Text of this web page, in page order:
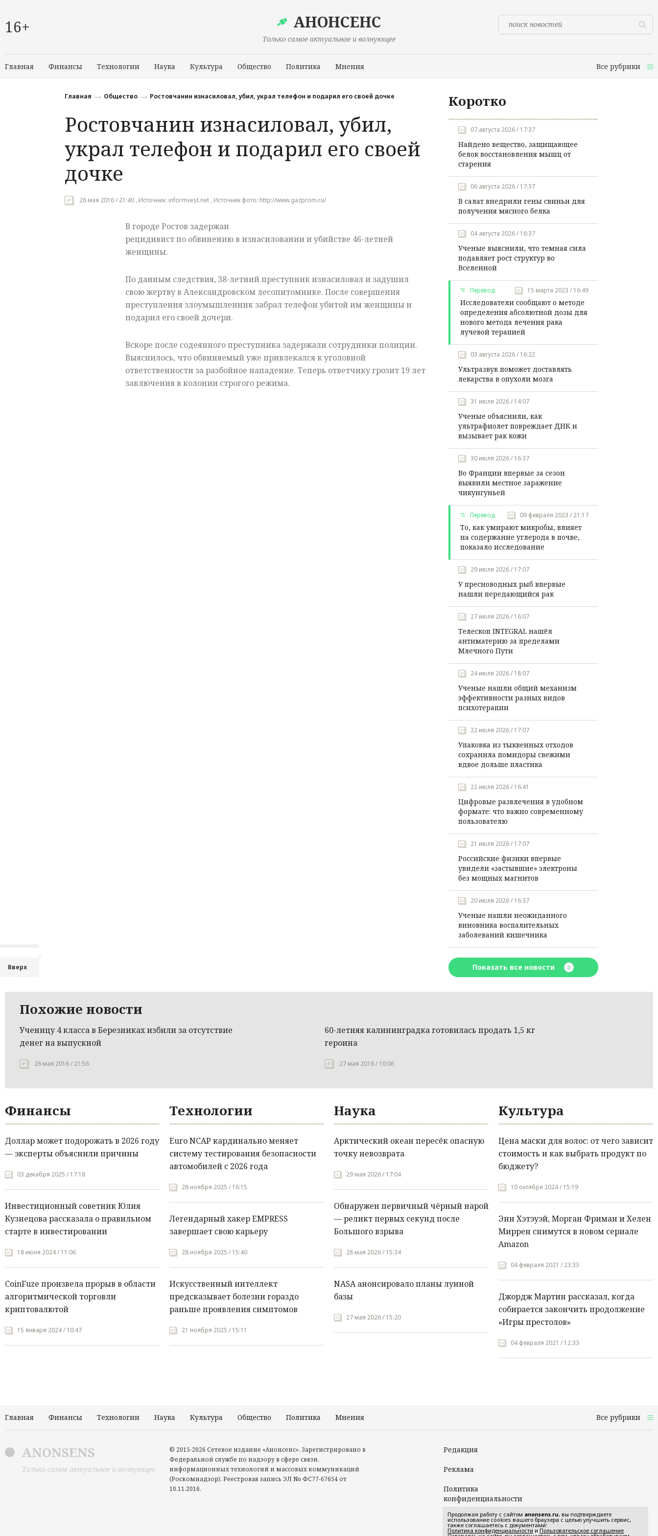
16+ АНОНСЕНС
Только самое актуальное и волнующее
Главная Финансы Технологии Наука Культура Общество Политика Мнения Все рубрики
Происшествия
Вверх
Главная Общество Ростовчанин изнасиловал, убил, украл телефон и подарил его своей дочке
Ростовчанин изнасиловал, убил,
украл телефон и подарил его своей
дочке
26 мая 2016 / 21:40 , Источник: informvest.net , Источник фото: http://www.gazprom.ru/
В городе Ростов задержан
рецидивист по обвинению в изнасиловании и убийстве 46-летней
женщины.
По данным следствия, 38-летний преступник изнасиловал и задушил
свою жертву в Александровском лесопитомнике. После совершения
преступления злоумышленник забрал телефон убитой им женщины и
подарил его своей дочери.
Вскоре после содеянного преступника задержали сотрудники полиции.
Выяснилось, что обвиняемый уже привлекался к уголовной
ответственностиза разбойное нападение. Теперь ответчику грозит 19 лет
заключения в колонии строгого режима.
Коротко
07 августа 2026 / 17:37
Найдено вещество, защищающее
белок восстановления мышц от
старения
06 августа 2026 / 17:37
В салат внедрили гены свиньи для
получения мясного белка
04 августа 2026 / 16:37
Ученые выяснили, что темная сила
подавляет рост структур во
Вселенной
Перевод 15 марта 2023 / 16:49
Исследователи сообщают о методе
определения абсолютной дозы для
нового метода лечения рака
лучевой терапией
03 августа 2026 / 16:22
Ультразвук поможет доставлять
лекарства в опухоли мозга
31 июля 2026 / 14:07
Ученые объяснили, как
ультрафиолет повреждает ДНК и
вызывает рак кожи
30 июля 2026 / 16:37
Во Франции впервые за сезон
выявили местное заражение
чикунгуньей
Перевод 09 февраля 2023 / 21:17
То, как умирают микробы, влияет
на содержание углерода в почве,
показало исследование
29 июля 2026 / 17:07
У пресноводных рыб впервые
нашли передающийся рак
27 июля 2026 / 16:07
Телескоп INTEGRAL нашёл
антиматерию за пределами
Млечного Пути
24 июля 2026 / 18:07
Ученые нашли общий механизм
эффективности разных видов
психотерапии
22 июля 2026 / 17:07
Упаковка из тыквенных отходов
сохранила помидоры свежими
вдвое дольше пластика
22 июля 2026 / 16:41
Цифровые развлечения в удобном
формате: что важно современному
пользователю
21 июля 2026 / 17:07
Российские физики впервые
увидели «застывшие» электроны
без мощных магнитов
20 июля 2026 / 16:37
Ученые нашли неожиданного
виновника воспалительных
заболеваний кишечника
Показать все новости
Похожие новости
Ученицу 4 класса в Березниках избили за отсутствие
денег на выпускной
26 мая 2016 / 21:56
60-летняя калининградка готовилась продать 1,5 кг
героина
27 мая 2016 / 10:06
Финансы
Доллар может подорожать в 2026 году
— эксперты объяснили причины
03 декабря 2025 / 17:18
Инвестиционный советник Юлия
Кузнецова рассказала о правильном
старте в инвестировании
18 июня 2024 / 11:06
CoinFuze произвела прорыв в области
алгоритмической торговли
криптовалютой
15 января 2024 / 10:47
Технологии
Euro NCAP кардинально меняет
систему тестирования безопасности
автомобилей с 2026 года
28 ноября 2025 / 16:15
Легендарный хакер EMPRESS
завершает свою карьеру
28 ноября 2025 / 15:40
Искусственный интеллект
предсказывает болезни гораздо
раньше проявления симптомов
21 ноября 2025 / 15:11
Наука
Арктический океан пересёк опасную
точку невозврата
29 мая 2026 / 17:04
Обнаружен первичный чёрный нарой
— реликт первых секунд после
Большого взрыва
28 мая 2026 / 15:34
NASA анонсировало планы лунной
базы
27 мая 2026 / 15:20
Культура
Цена маски для волос: от чего зависит
стоимость и как выбрать продукт по
бюджету?
10 октября 2024 / 15:19
Энн Хэтэуэй, Морган Фриман и Хелен
Миррен снимутся в новом сериале
Amazon
04 февраля 2021 / 23:33
Джордж Мартин рассказал, когда
собирается закончить продолжение
«Игры престолов»
04 февраля 2021 / 12:33
Главная Финансы Технологии Наука Культура Общество Политика Мнения Все рубрики
ANONSENS
Только самое актуальное и волнующее
© 2015-2026 Сетевое издание «Анонсенс». Зарегистрировано в
Федеральной службе по надзору в сфере связи,
информационных технологий и массовых коммуникаций
(Роскомнадзор). Реестровая запись ЭЛ No ФС77-67654 от
10.11.2016.
Редакция
Реклама
Политика
конфиденциальности
Пользовательское
соглашение
Продолжая работу с сайтом anonsens.ru, вы подтверждаете
использование cookies вашего браузера с целью улучшить сервис,
также соглашаетесь с документами:
Политика конфиденциальности и Пользовательское соглашение